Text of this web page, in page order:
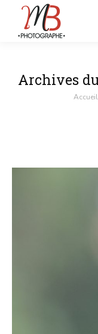
Archives
Vous
Accueil